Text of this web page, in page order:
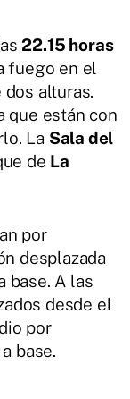
22.15 horas
fuego en el
alturas.
que están con
La Sala del
de La
por
desplazada
base. A las
desde el
por
base.